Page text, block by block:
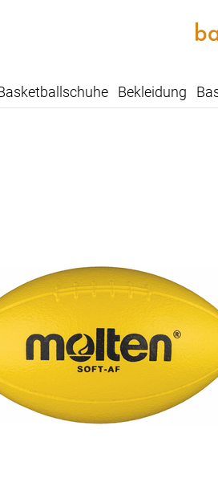
Bekleidung